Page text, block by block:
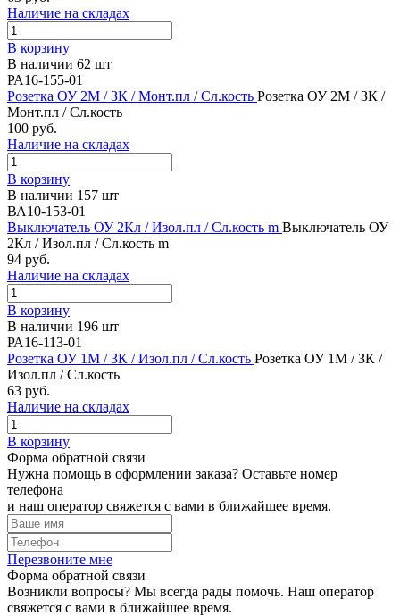
Наличие на складах
В корзину
В наличии 62 шт
РА16-155-01
Розетка ОУ 2М / ЗК / Монт.пл / Сл.кость Розетка ОУ 2М / ЗК /
Монт.пл / Сл.кость
100 руб.
Наличие на складах
В корзину
В наличии 157 шт
ВА10-153-01
Выключатель ОУ 2Кл / Изол.пл / Сл.кость m Выключатель ОУ
2Кл / Изол.пл / Сл.кость m
94 руб.
Наличие на складах
В корзину
В наличии 196 шт
РА16-113-01
Розетка ОУ 1М / ЗК / Изол.пл / Сл.кость Розетка ОУ 1М / ЗК /
Изол.пл / Сл.кость
63 руб.
Наличие на складах
В корзину
Форма обратной связи
Нужна помощь в оформлении заказа? Оставьте номер
телефона
и наш оператор свяжется с вами в ближайшее время.
Перезвоните мне
Форма обратной связи
Возникли вопросы? Мы всегда рады помочь. Наш оператор
свяжется с вами в ближайшее время.